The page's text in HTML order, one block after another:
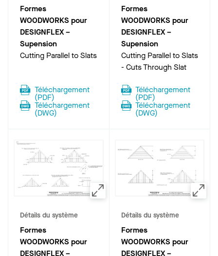
Formes
WOODWORKS pour
DESIGNFLEX –
Supension
Cutting Parallel to Slats
Téléchargement
(PDF)
Téléchargement
(DWG)
Formes
WOODWORKS pour
DESIGNFLEX –
Supension
Cutting Parallel to Slats
- Cuts Through Slat
Téléchargement
(PDF)
Téléchargement
(DWG)
Détails du système
Formes
WOODWORKS pour
DESIGNFLEX –
Détails du système
Formes
WOODWORKS pour
DESIGNFLEX –